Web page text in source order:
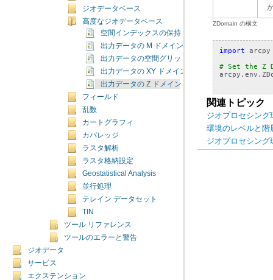
ジオデータベース
高度なジオデータベース
空間インデックスの保持
出力データの M ドメイン
出力データの空間グリッド 1、2、3
出力データの XY ドメイン
出力データの Z ドメイン
フィールド
乱数
カートグラフィ
カバレッジ
ラスタ解析
ラスタ格納設定
Geostatistical Analysis
並行処理
テレイン データセット
TIN
ツール リファレンス
ツールのエラーと警告
ジオデータ
サービス
エクステンション
ZDomain の構文
import arcpy
# Set the Z
arcpy . env .
関連トピック
ジオプロセシング
環境のレベルと階
ジオプロセシング